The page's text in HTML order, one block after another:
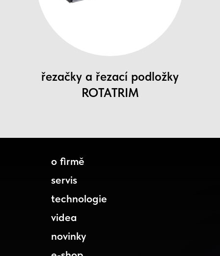
řezačky a řezací podložky
ROTATRIM
o firmě
servis
technologie
videa
novinky